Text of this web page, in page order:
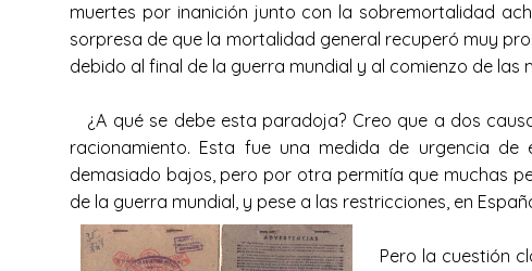
muertes por inanición junto con la sobremortalidad
sorpresa de que la mortalidad general recuperó muy
debido al final de la guerra mundial y al comienzo de las
¿A qué se debe esta paradoja? Creo que a dos
racionamiento. Esta fue una medida de urgencia
demasiado bajos, pero por otra permitía que muchas
de la guerra mundial, y pese a las restricciones, en
Pero la cuestión